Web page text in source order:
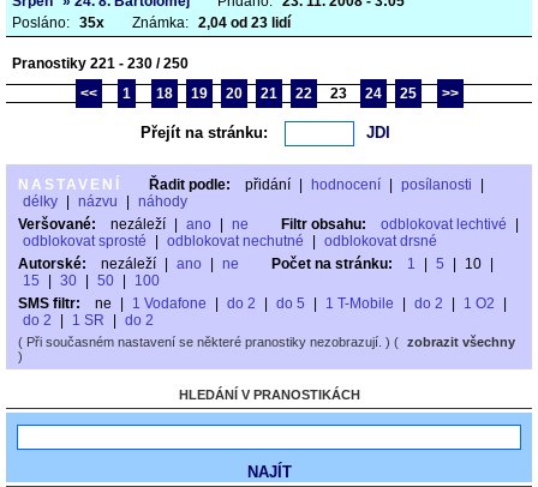
Posláno: 35x Známka: 2,04 od 23 lidí
Pranostiky 221 - 230 / 250
<<
1 18 19 20 21 22 23 24 25 >>
Přejít na stránku:
NASTAVENÍ Řadit podle: přidání hodnocení posílanosti
délky
názvu
náhody
Veršované:
nezáleží ano ne Filtr obsahu: odblokovat lechtivé
odblokovat sprosté
odblokovat nechutné
odblokovat drsné
Autorské:
nezáleží ano ne Počet na stránku: 1 5 10
15
30 50
100
SMS filtr:
ne 1 Vodafone do 2 do 5 1 T-Mobile do 2 1 O2
do 2
1 SR do 2
( Při současném nastavení se některé pranostiky nezobrazují. ) ( zobrazit všechny
)
HLEDÁNÍ V PRANOSTIKÁCH